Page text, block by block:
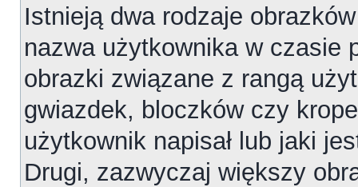
Istnieją dwa rodzaje
nazwa użytkownika w czasie
obrazki związane z rangą
gwiazdek, bloczków czy
użytkownik napisał lub jaki
Drugi, zazwyczaj większy